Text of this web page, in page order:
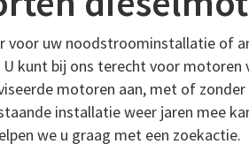
voor uw noodstroominstallatie of
kunt bij ons terecht voor motoren
motoren aan, met of
installatie weer jaren mee
we u graag met een zoekactie.